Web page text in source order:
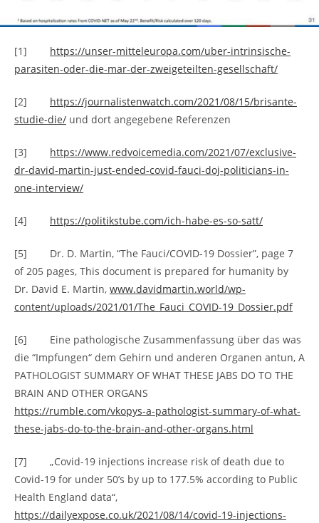
[1] https://unser-mitteleuropa.com/uber-intrinsische-
parasiten-oder-die-mar-der-zweigeteilten-gesellschaft/
[2] https://journalistenwatch.com/2021/08/15/brisante-
studie-die/ und dort angegebene Referenzen
[3] https://www.redvoicemedia.com/2021/07/exclusive-
dr-david-martin-just-ended-covid-fauci-doj-politicians-in-
one-interview/
[4] https://politikstube.com/ich-habe-es-so-satt/
[5] Dr. D. Martin, “The Fauci/COVID-19 Dossier”, page 7
of 205 pages, This document is prepared for humanity by
Dr. David E. Martin, www.davidmartin.world/wp-
content/uploads/2021/01/The_Fauci_COVID-19_Dossier.pdf
[6] Eine pathologische Zusammenfassung über das was
die “Impfungen“ dem Gehirn und anderen Organen antun, A
PATHOLOGIST SUMMARY OF WHAT THESE JABS DO TO THE
BRAIN AND OTHER ORGANS
https://rumble.com/vkopys-a-pathologist-summary-of-what-
these-jabs-do-to-the-brain-and-other-organs.html
[7] „Covid-19 injections increase risk of death due to
Covid-19 for under 50’s by up to 177.5% according to Public
Health England data“,
https://dailyexpose.co.uk/2021/08/14/covid-19-injections-